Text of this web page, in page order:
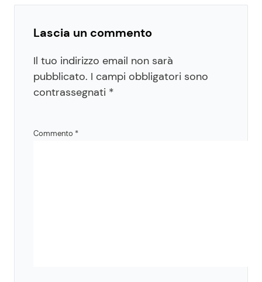
Lascia un commento
Il tuo indirizzo email non sarà
pubblicato. I campi obbligatori sono
contrassegnati *
Commento *